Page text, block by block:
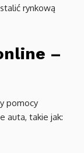
rynkową
–
pomocy
auta, takie jak: